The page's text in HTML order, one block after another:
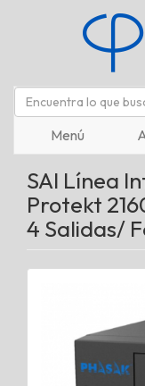
Menú
SAI Línea
Protekt
4 Salidas/